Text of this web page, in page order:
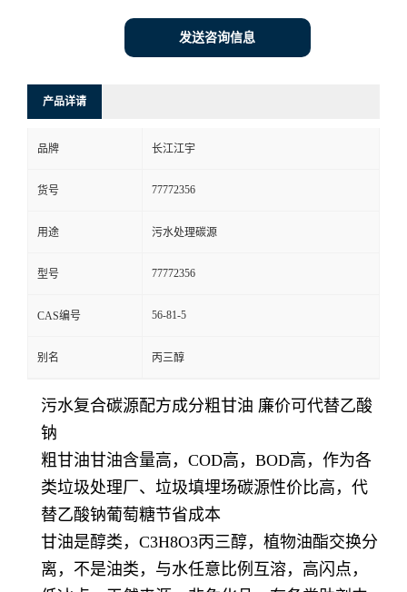
发送咨询信息
产品详请
品牌 长江江宇
货号 77772356
用途 污水处理碳源
型号 77772356
CAS编号 56-81-5
别名 丙三醇
污水复合碳源配方成分粗甘油 廉价可代替乙酸
钠
粗甘油甘油含量高，COD高，BOD高，作为各
类垃圾处理厂、垃圾填埋场碳源性价比高，代
替乙酸钠葡萄糖节省成本
甘油是醇类，C3H8O3丙三醇，植物油酯交换分
离，不是油类，与水任意比例互溶，高闪点，